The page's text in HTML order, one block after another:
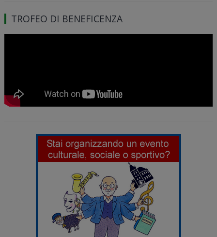
TROFEO DI BENEFICENZA